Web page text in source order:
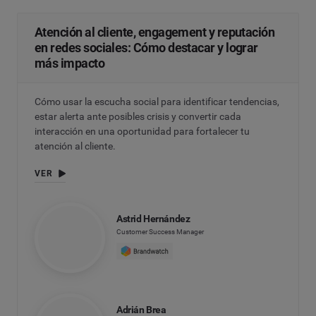
Atención al cliente, engagement y reputación
en redes sociales: Cómo destacar y lograr
más impacto
Cómo usar la escucha social para identificar tendencias,
estar alerta ante posibles crisis y convertir cada
interacción en una oportunidad para fortalecer tu
atención al cliente.
VER
Astrid Hernández
Customer Success Manager
Adrián Brea